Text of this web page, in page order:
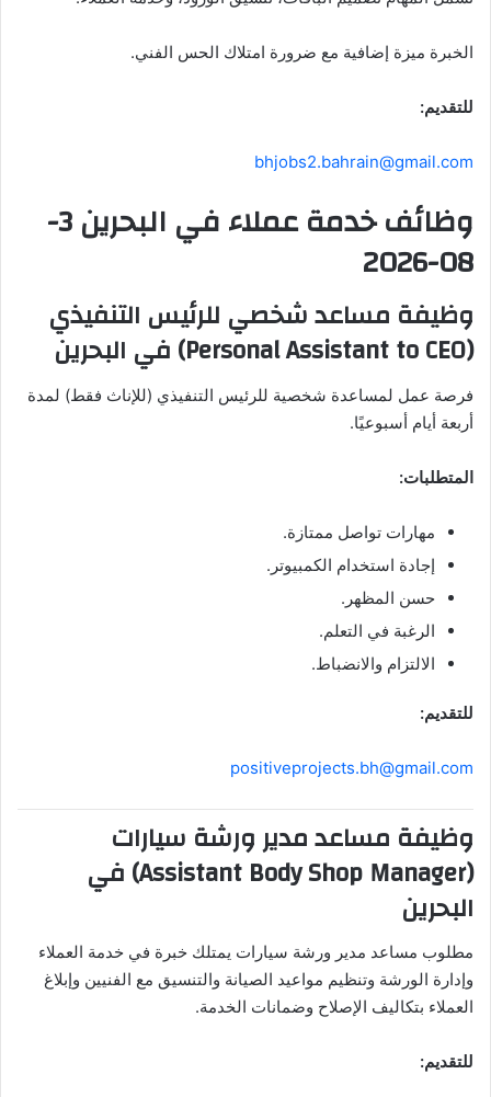
الخبرة ميزة إضافية مع ضرورة امتلاك الحس الفني.
للتقديم:
bhjobs2.bahrain@gmail.com
وظائف خدمة عملاء في البحرين 3-
08-2026
وظيفة مساعد شخصي للرئيس التنفيذي
(Personal Assistant to CEO) في البحرين
فرصة عمل لمساعدة شخصية للرئيس التنفيذي (للإناث فقط) لمدة
أربعة أيام أسبوعيًا.
المتطلبات:
مهارات تواصل ممتازة.
إجادة استخدام الكمبيوتر.
حسن المظهر.
الرغبة في التعلم.
الالتزام والانضباط.
للتقديم:
positiveprojects.bh@gmail.com
وظيفة مساعد مدير ورشة سيارات
(Assistant Body Shop Manager) في
البحرين
مطلوب مساعد مدير ورشة سيارات يمتلك خبرة في خدمة العملاء
وإدارة الورشة وتنظيم مواعيد الصيانة والتنسيق مع الفنيين وإبلاغ
العملاء بتكاليف الإصلاح وضمانات الخدمة.
للتقديم: